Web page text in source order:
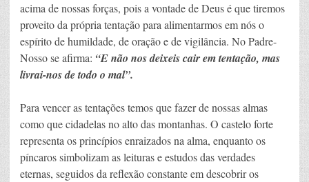
acima de nossas forças, pois a vontade de Deus é que tiremos
proveito da própria tentação para alimentarmos em nós o
espírito de humildade, de oração e de vigilância. No Padre-
Nosso se afirma: “E não nos deixeis cair em tentação, mas
livrai-nos de todo o mal”.
Para vencer as tentações temos que fazer de nossas almas
como que cidadelas no alto das montanhas. O castelo forte
representa os princípios enraizados na alma, enquanto os
píncaros simbolizam as leituras e estudos das verdades
eternas, seguidos da reflexão constante em descobrir os